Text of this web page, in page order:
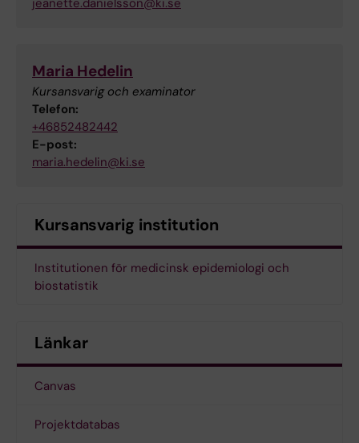
Maria Hedelin
Kursansvarig och examinator
Telefon:
+46852482442
E-post:
maria.hedelin@ki.se
Kursansvarig institution
Institutionen för medicinsk epidemiologi och
biostatistik
Länkar
Canvas
Projektdatabas